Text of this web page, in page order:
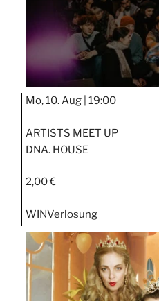
Mo, 10. Aug | 19:00
ARTISTS MEET UP
DNA. HOUSE
2,00 €
WINVerlosung